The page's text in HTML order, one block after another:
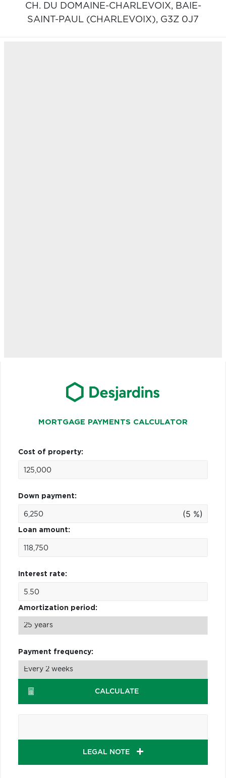
CH. DU DOMAINE-CHARLEVOIX, BAIE-
SAINT-PAUL (CHARLEVOIX), G3Z 0J7
MORTGAGE PAYMENTS CALCULATOR
Cost of property:
Down payment:
(5 %)
Loan amount:
Interest rate:
Amortization period:
Payment frequency:
CALCULATE
LEGAL NOTE